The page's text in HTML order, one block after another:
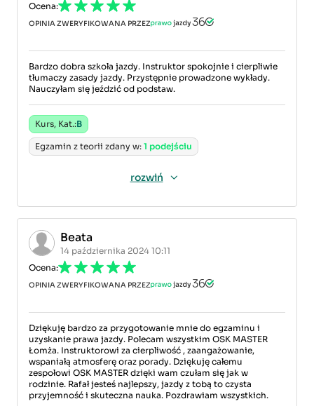
Ocena:
OPINIA ZWERYFIKOWANA PRZEZ
Bardzo dobra szkoła jazdy. Instruktor spokojnie i cierpliwie
tłumaczy zasady jazdy. Przystępnie prowadzone wykłady.
Nauczyłam się jeździć od podstaw.
Kurs, Kat.:B
Egzamin z teorii zdany w: 1 podejściu
rozwiń
Beata
14 października 2024 10:11
Ocena:
OPINIA ZWERYFIKOWANA PRZEZ
Dziękuję bardzo za przygotowanie mnie do egzaminu i
uzyskanie prawa jazdy. Polecam wszystkim OSK MASTER
Łomża. Instruktorowi za cierpliwość , zaangażowanie,
wspaniałą atmosferę oraz porady. Dziękuję całemu
zespołowi OSK MASTER dzięki wam czułam się jak w
rodzinie. Rafał jesteś najlepszy, jazdy z tobą to czysta
przyjemność i skuteczna nauka. Pozdrawiam wszystkich.